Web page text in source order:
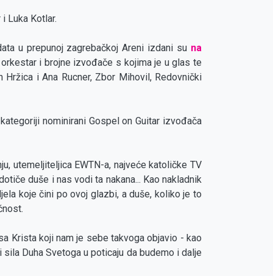
Luka Kotlar.
u prepunoj zagrebačkoj Areni izdani su na
i brojne izvođače s kojima je u glas te
i Ana Rucner, Zbor Mihovil, Redovnički
nominirani Gospel on Guitar izvođača
utemeljiteljica EWTN-a, najveće katoličke TV
duše i nas vodi ta nakana... Kao nakladnik
koje čini po ovoj glazbi, a duše, koliko je to
Krista koji nam je sebe takvoga objavio - kao
Duha Svetoga u poticaju da budemo i dalje